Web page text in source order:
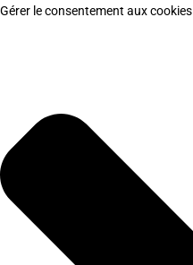
Gérer le consentement aux cookies